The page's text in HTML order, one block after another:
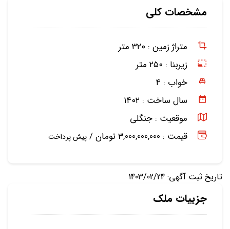
مشخصات کلی
متراژ زمین : ۳۲۰ متر
زیربنا : ۲۵۰ متر
خواب : ۴
سال ساخت : ۱۴۰۲
موقعیت : جنگلی
قیمت : 3,000,000,000 تومان /
پیش پرداخت
تاریخ ثبت آگهی: 1403/02/24
جزییات ملک